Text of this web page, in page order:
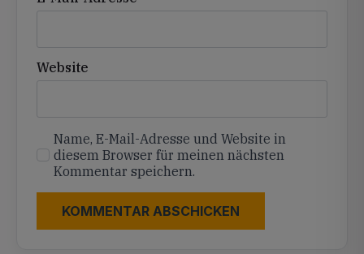
Website
Name, E-Mail-Adresse und Website in
diesem Browser für meinen nächsten
Kommentar speichern.